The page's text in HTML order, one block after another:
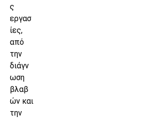
ς
εργασ
ίες,
από
την
διάγν
ωση
βλαβ
ών και
την